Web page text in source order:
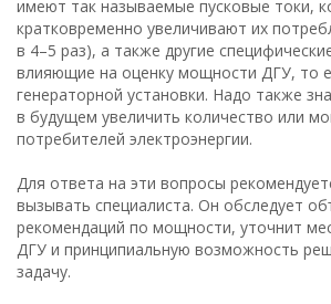
имеют так называемые пусковые токи,
кратковременно увеличивают их
в 4–5 раз), а также другие
влияющие на оценку мощности ДГУ, то
генераторной установки. Надо также
в будущем увеличить количество или
потребителей электроэнергии.
Для ответа на эти вопросы
вызывать специалиста. Он обследует
рекомендаций по мощности, уточнит
ДГУ и принципиальную возможность
задачу.